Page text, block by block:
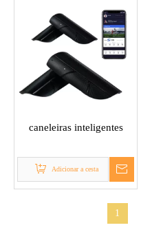
caneleiras inteligentes
Adicionar a cesta
1